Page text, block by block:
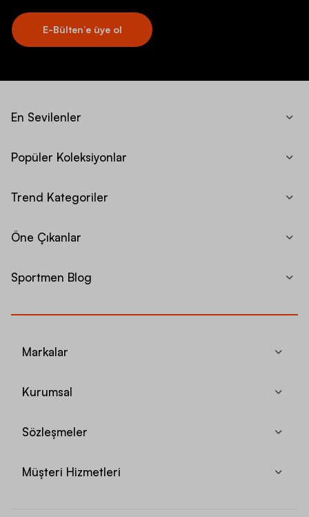
E-Bülten’e üye ol
En Sevilenler
Popüler Koleksiyonlar
Trend Kategoriler
Öne Çıkanlar
Sportmen Blog
Markalar
Kurumsal
Sözleşmeler
Müşteri Hizmetleri